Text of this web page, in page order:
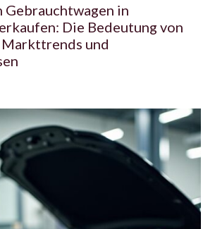
in
Die Bedeutung von
und